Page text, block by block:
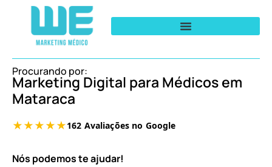
Procurando por:
Marketing Digital para Médicos em
Mataraca
Nós podemos te ajudar!